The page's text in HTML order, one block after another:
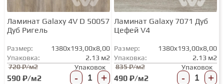
Контакты
ПАРКЕТНАЯ ДОСКА
ТЕРРАСНАЯ ДОСКА
Ламинат Galaxy 4V D 50057
Дуб Ригель
Размер:
1380x193,00x8,00
Упаковка:
2.13 м2
720 ₽/м2
590 ₽/м2
Упаковок
- +
Ламинат Galaxy 7071 Дуб
Цефей V4
Размер:
1380x193,00x8,00
Упаковка:
2.13 м2
835 ₽/м2
490 ₽/м2
Упаковок
- +